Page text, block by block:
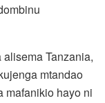
Tanzania,
mtandao
mafanikio hayo ni